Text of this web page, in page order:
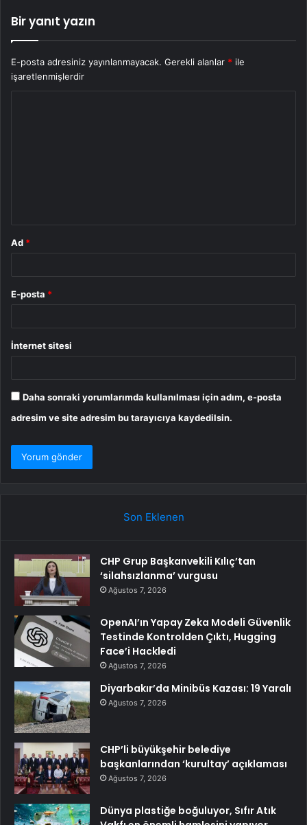
Bir yanıt yazın
E-posta adresiniz yayınlanmayacak. Gerekli alanlar * ile
işaretlenmişlerdir
Ad *
E-posta *
İnternet sitesi
Daha sonraki yorumlarımda kullanılması için adım, e-posta
adresim ve site adresim bu tarayıcıya kaydedilsin.
Son Eklenen
CHP Grup Başkanvekili Kılıç’tan
‘silahsızlanma’ vurgusu
Ağustos 7, 2026
OpenAI’ın Yapay Zeka Modeli Güvenlik
Testinde Kontrolden Çıktı, Hugging
Face’i Hackledi
Ağustos 7, 2026
Diyarbakır’da Minibüs Kazası: 19 Yaralı
Ağustos 7, 2026
CHP’li büyükşehir belediye
başkanlarından ‘kurultay’ açıklaması
Ağustos 7, 2026
Dünya plastiğe boğuluyor, Sıfır Atık